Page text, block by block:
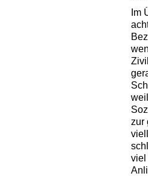
Im
zur
viel